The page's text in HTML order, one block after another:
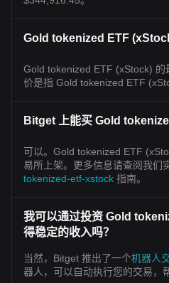
Gold tokenized ETF
Gold tokenized ETF (xStock)
价是指 Gold tokenized ETF
Bitget 上能买 Gold
可以。Gold tokenized ETF
易所上架。更多信息请查阅我们
tokenized-etf-xstock 指南。
我可以通过投资 Gold
得稳定的收入吗？
当然，Bitget 推出了一个机器人
器人，可以自动执行您的交易，